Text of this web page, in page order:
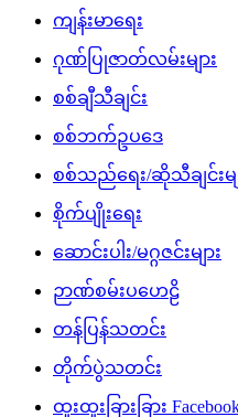
ကျန်းမာရေး
ဂုဏ်ပြုဇာတ်လမ်းများ
စစ်ချီသီချင်း
စစ်ဘက်ဥပဒေ
စစ်သည်ရေး/ဆိုသီချင်းမျ
စိုက်ပျိုးရေး
ဆောင်းပါး/မဂ္ဂဇင်းများ
ဉာဏ်စမ်းပဟေဠိ
တန်ပြန်သတင်း
တိုက်ပွဲသတင်း
ထူးထူးခြားခြား